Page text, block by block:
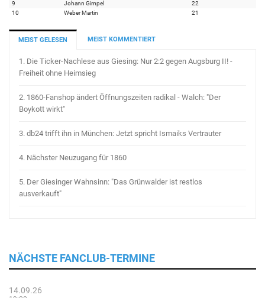
9
Johann Gimpel
22
10
Weber Martin 21
MEIST GELESEN MEIST KOMMENTIERT
1. Die Ticker-Nachlese aus Giesing: Nur 2:2 gegen Augsburg II! -
Freiheit ohne Heimsieg
2. 1860-Fanshop ändert Öffnungszeiten radikal - Walch: "Der
Boykott wirkt"
3. db24 trifft ihn in München: Jetzt spricht Ismaiks Vertrauter
4. Nächster Neuzugang für 1860
5. Der Giesinger Wahnsinn: "Das Grünwalder ist restlos
ausverkauft"
NÄCHSTE FANCLUB-TERMINE
14.09.26